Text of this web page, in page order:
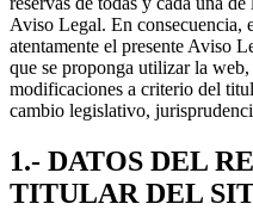
Aviso Legal. En consecuencia,
atentamente el presente Aviso
que se proponga utilizar la
modificaciones a criterio del
cambio legislativo,
1.- DATOS DEL
TITULAR DEL